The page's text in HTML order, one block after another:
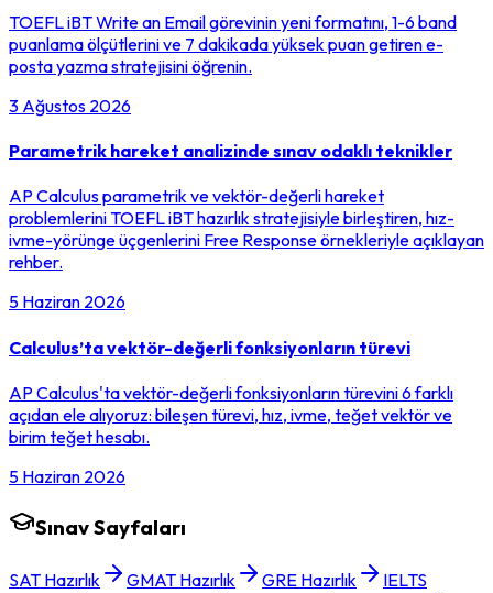
TOEFL iBT Write an Email görevinin yeni formatını, 1-6 band
puanlama ölçütlerini ve 7 dakikada yüksek puan getiren e-
posta yazma stratejisini öğrenin.
3 Ağustos 2026
Parametrik hareket analizinde sınav odaklı teknikler
AP Calculus parametrik ve vektör-değerli hareket
problemlerini TOEFL iBT hazırlık stratejisiyle birleştiren, hız-
ivme-yörünge üçgenlerini Free Response örnekleriyle açıklayan
rehber.
5 Haziran 2026
Calculus’ta vektör-değerli fonksiyonların türevi
AP Calculus'ta vektör-değerli fonksiyonların türevini 6 farklı
açıdan ele alıyoruz: bileşen türevi, hız, ivme, teğet vektör ve
birim teğet hesabı.
5 Haziran 2026
Sınav Sayfaları
SAT Hazırlık GMAT Hazırlık GRE Hazırlık
IELTS